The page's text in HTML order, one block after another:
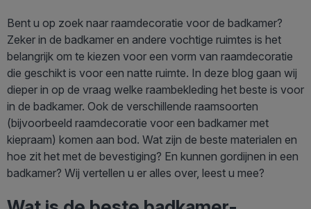
Bent u op zoek naar raamdecoratie voor de badkamer?
Zeker in de badkamer en andere vochtige ruimtes is het
belangrijk om te kiezen voor een vorm van raamdecoratie
die geschikt is voor een natte ruimte. In deze blog gaan wij
dieper in op de vraag welke raambekleding het beste is voor
in de badkamer. Ook de verschillende raamsoorten
(bijvoorbeeld raamdecoratie voor een badkamer met
kiepraam) komen aan bod. Wat zijn de beste materialen en
hoe zit het met de bevestiging? En kunnen gordijnen in een
badkamer? Wij vertellen u er alles over, leest u mee?